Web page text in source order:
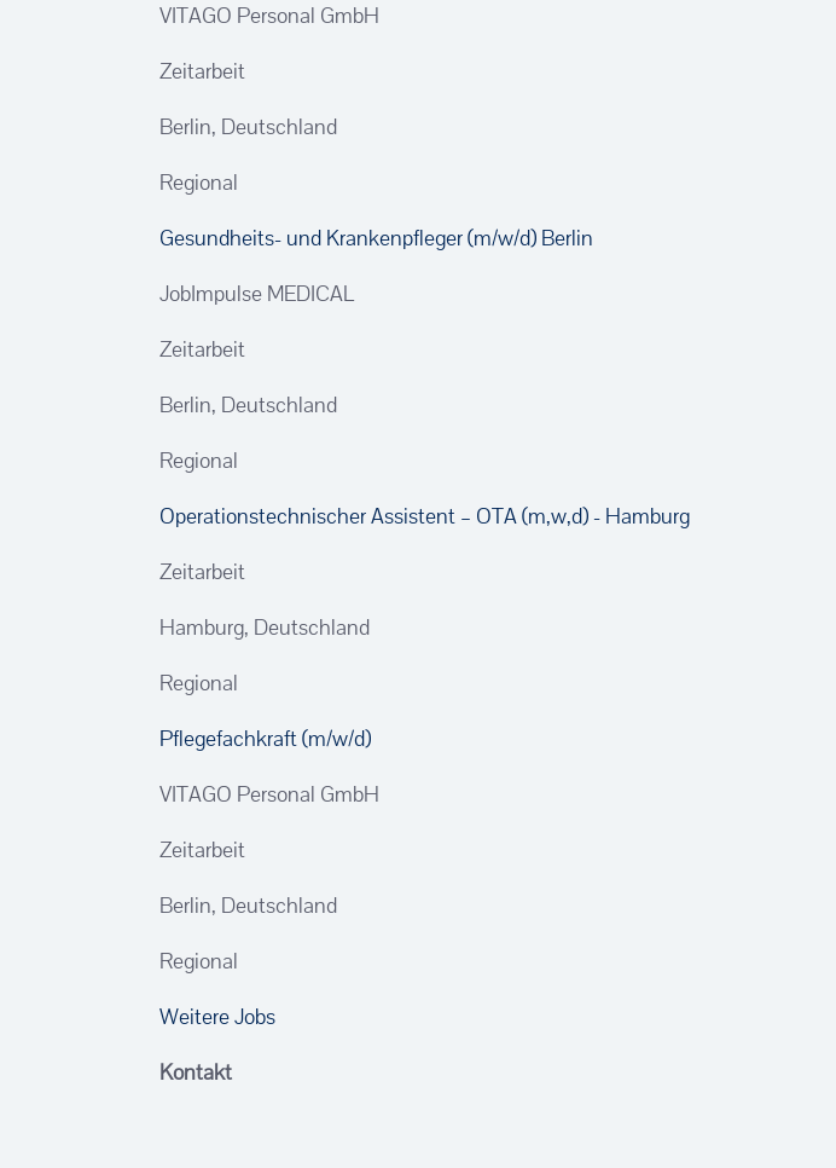
VITAGO Personal GmbH
Zeitarbeit
Berlin, Deutschland
Regional
Gesundheits- und Krankenpfleger (m/w/d) Berlin
JobImpulse MEDICAL
Zeitarbeit
Berlin, Deutschland
Regional
Operationstechnischer Assistent – OTA (m,w,d) - Hamburg
Zeitarbeit
Hamburg, Deutschland
Regional
Pflegefachkraft (m/w/d)
VITAGO Personal GmbH
Zeitarbeit
Berlin, Deutschland
Regional
Weitere Jobs
Kontakt